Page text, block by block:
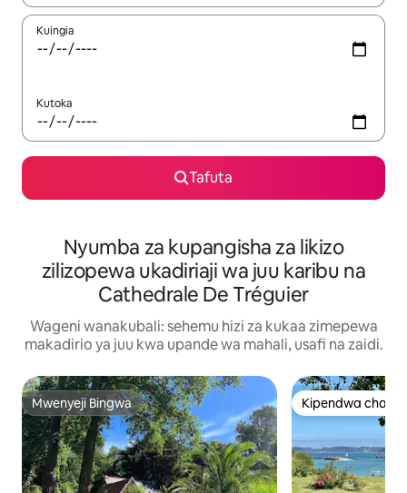
Kuingia
Kutoka
Tafuta
Nyumba za kupangisha za likizo
zilizopewa ukadiriaji wa juu karibu na
Cathedrale De Tréguier
Wageni wanakubali: sehemu hizi za kukaa zimepewa
makadirio ya juu kwa upande wa mahali, usafi na zaidi.
Mwenyeji Bingwa
Mwenyeji Bingwa Kipendwa cha
Kipendwa cha